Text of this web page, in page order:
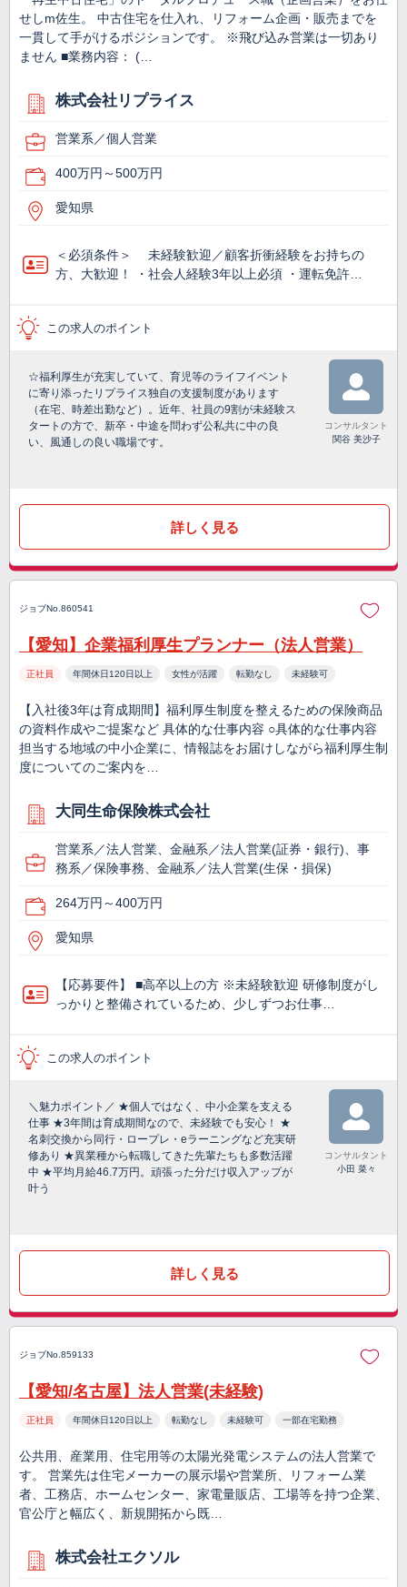
せしm佐生。 中古住宅を仕入れ、リフォーム企画・販売までを
一貫して手がけるポジションです。 ※飛び込み営業は一切あり
ません ■業務内容： (…
株式会社リプライス
営業系／個人営業
400万円～500万円
愛知県
＜必須条件＞ 未経験歓迎／顧客折衝経験をお持ちの
方、大歓迎！ ・社会人経験3年以上必須 ・運転免許…
この求人のポイント
☆福利厚生が充実していて、育児等のライフイベント
に寄り添ったリプライス独自の支援制度があります
（在宅、時差出勤など）。近年、社員の9割が未経験ス
タートの方で、新卒・中途を問わず公私共に中の良
い、風通しの良い職場です。
コンサルタント
関谷 美沙子
詳しく見る
ジョブNo.860541
【愛知】企業福利厚生プランナー（法人営業）
正社員 年間休日120日以上 女性が活躍 転勤なし 未経験可
【入社後3年は育成期間】福利厚生制度を整えるための保険商品
の資料作成やご提案など 具体的な仕事内容 ○具体的な仕事内容
担当する地域の中小企業に、情報誌をお届けしながら福利厚生制
度についてのご案内を…
大同生命保険株式会社
営業系／法人営業、金融系／法人営業(証券・銀行)、事
務系／保険事務、金融系／法人営業(生保・損保)
264万円～400万円
愛知県
【応募要件】 ■高卒以上の方 ※未経験歓迎 研修制度がし
っかりと整備されているため、少しずつお仕事…
この求人のポイント
＼魅力ポイント／ ★個人ではなく、中小企業を支える
仕事 ★3年間は育成期間なので、未経験でも安心！ ★
名刺交換から同行・ロープレ・eラーニングなど充実研
修あり ★異業種から転職してきた先輩たちも多数活躍
中 ★平均月給46.7万円。頑張った分だけ収入アップが
叶う
コンサルタント
小田 菜々
詳しく見る
ジョブNo.859133
【愛知/名古屋】法人営業(未経験)
正社員 年間休日120日以上 転勤なし 未経験可 一部在宅勤務
公共用、産業用、住宅用等の太陽光発電システムの法人営業で
す。 営業先は住宅メーカーの展示場や営業所、リフォーム業
者、工務店、ホームセンター、家電量販店、工場等を持つ企業、
官公庁と幅広く、新規開拓から既…
株式会社エクソル